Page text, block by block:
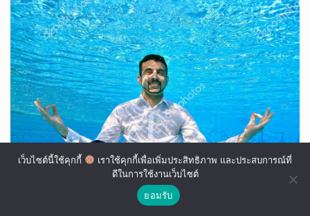
เว็บไซต์นี้ใช้คุกกี้
เราใช้คุกกี้เพื่อเพิ่มประสิทธิภาพ และประสบการณ์ที่
ดีในการใช้งานเว็บไซต์
ยอมรับ